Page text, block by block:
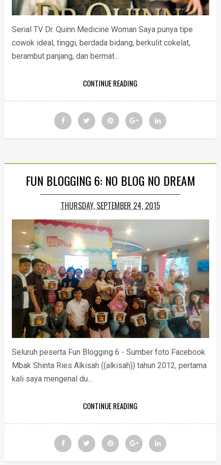
Serial TV Dr. Quinn Medicine Woman Saya punya tipe
cowok ideal, tinggi, berdada bidang, berkulit cokelat,
berambut panjang, dan bermat...
CONTINUE READING
FUN BLOGGING 6: NO BLOG NO DREAM
THURSDAY, SEPTEMBER 24, 2015
Seluruh peserta Fun Blogging 6 - Sumber foto Facebook
Mbak Shinta Ries Alkisah ((alkisah)) tahun 2012, pertama
kali saya mengenal du...
CONTINUE READING